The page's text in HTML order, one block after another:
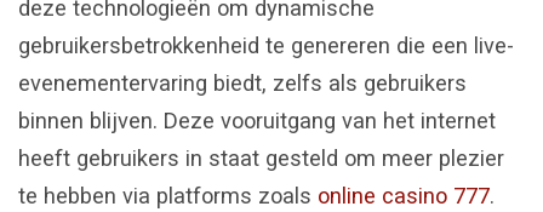
deze technologieën om dynamische
gebruikersbetrokkenheid te genereren die een live-
evenementervaring biedt, zelfs als gebruikers
binnen blijven. Deze vooruitgang van het internet
heeft gebruikers in staat gesteld om meer plezier
te hebben via platforms zoals online casino 777.